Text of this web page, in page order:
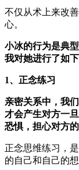
不仅从术上来改
心。
小冰的行为是典
我对她进行了如下
1、正念练习
亲密关系中，我
才会产生对方一
恐惧，担心对方
正念思维练习，
的自己和自己的